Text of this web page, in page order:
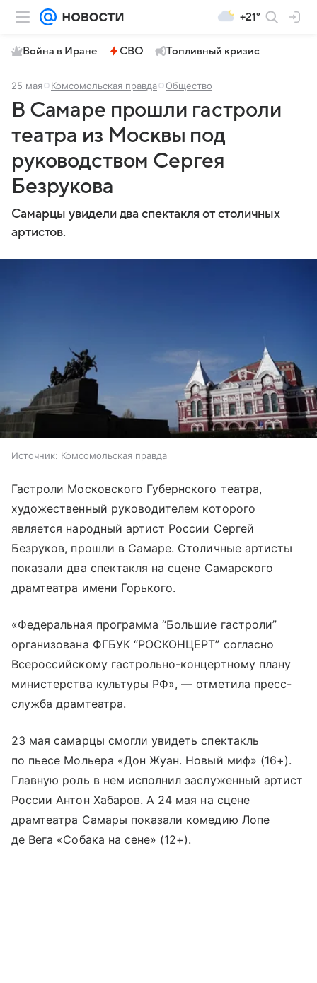
+21°
Война в Иране СВО Топливный кризис
25 мая Комсомольская правда Общество
В Самаре прошли гастроли
театра из Москвы под
руководством Сергея
Безрукова
Самарцы увидели два спектакля от столичных
артистов.
Источник: Комсомольская правда
Гастроли Московского Губернского театра,
художественный руководителем которого
является народный артист России Сергей
Безруков, прошли в Самаре. Столичные артисты
показали два спектакля на сцене Самарского
драмтеатра имени Горького.
«Федеральная программа “Большие гастроли”
организована ФГБУК “РОСКОНЦЕРТ” согласно
Всероссийскому гастрольно-концертному плану
министерства культуры РФ», — отметила пресс-
служба драмтеатра.
23 мая самарцы смогли увидеть спектакль
по пьесе Мольера «Дон Жуан. Новый миф» (16+).
Главную роль в нем исполнил заслуженный артист
России Антон Хабаров. А 24 мая на сцене
драмтеатра Самары показали комедию Лопе
де Вега «Собака на сене» (12+).